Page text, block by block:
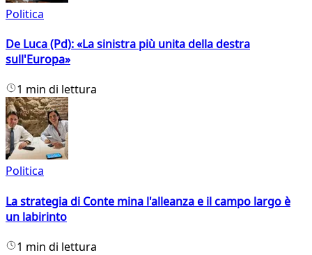
Politica
De Luca (Pd): «La sinistra più unita della destra
sull'Europa»
1 min di lettura
Politica
La strategia di Conte mina l'alleanza e il campo largo è
un labirinto
1 min di lettura